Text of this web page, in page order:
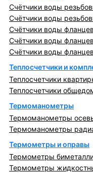
Счётчики воды
Счётчики воды
Счётчики воды
Счётчики воды
Счётчики воды
Теплосчетчики и
Теплосчетчики
Теплосчетчики
Термоманометры
Термоманометры
Термоманометры
Термометры и оправы
Термометры
Термометры